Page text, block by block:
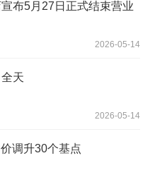
布5月27日正式结束营业
2026-05-14
天
2026-05-14
调升30个基点